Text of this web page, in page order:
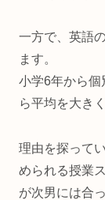
一方で、英語
ます。
小学6年から個
ら平均を大き
理由を探って
められる授業
が次男には合